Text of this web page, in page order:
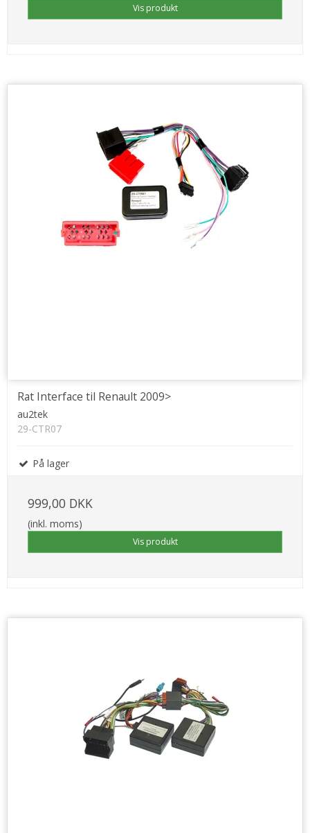
Vis produkt
Rat Interface til Renault 2009>
au2tek
29-CTR07
På lager
999,00 DKK
(inkl. moms)
Vis produkt